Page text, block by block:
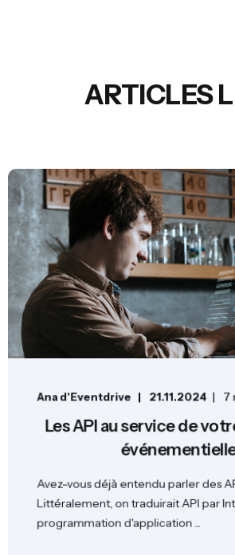
ARTICLES
Ana d'Eventdrive 21.11.2024 7
Les API au service de
Avez-vous déjà entendu parler des
Littéralement, on traduirait API par
programmation d'application ...